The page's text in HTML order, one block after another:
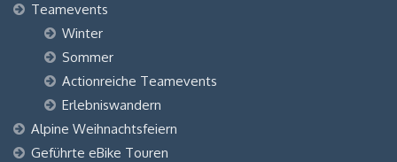
Teamevents
Winter
Sommer
Actionreiche Teamevents
Erlebniswandern
Alpine Weihnachtsfeiern
Geführte eBike Touren